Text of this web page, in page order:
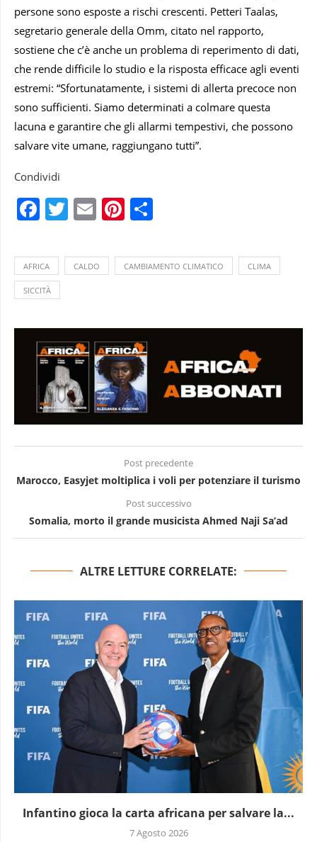
persone sono esposte a rischi crescenti. Petteri Taalas,
segretario generale della Omm, citato nel rapporto,
sostiene che c’è anche un problema di reperimento di dati,
che rende difficile lo studio e la risposta efficace agli eventi
estremi: “Sfortunatamente, i sistemi di allerta precoce non
sono sufficienti. Siamo determinati a colmare questa
lacuna e garantire che gli allarmi tempestivi, che possono
salvare vite umane, raggiungano tutti”.
Condividi
Facebook
Twitter
EmailPinterest
AFRICA CALDO CAMBIAMENTO CLIMATICO CLIMA
SICCITÀ
Post precedente
Marocco, Easyjet moltiplica i voli per potenziare il turismo
Post successivo
Somalia, morto il grande musicista Ahmed Naji Sa’ad
ALTRE LETTURE CORRELATE:
Infantino gioca la carta africana per salvare la...
7 Agosto 2026